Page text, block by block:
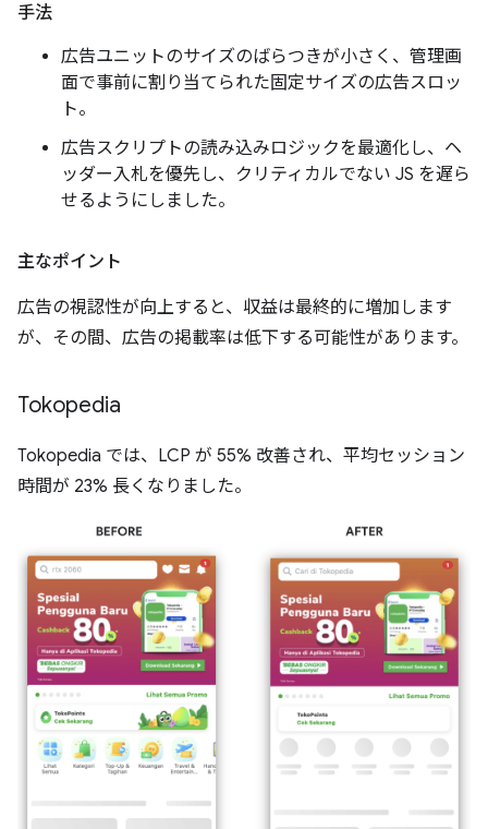
手法
広告ユニットのサイズのばらつきが小さく、管理画
面で事前に割り当てられた固定サイズの広告スロッ
ト。
広告スクリプトの読み込みロジックを最適化し、ヘ
ッダー入札を優先し、クリティカルでない JS を遅ら
せるようにしました。
主なポイント
広告の視認性が向上すると、収益は最終的に増加します
が、その間、広告の掲載率は低下する可能性があります。
Tokopedia
Tokopedia では、LCP が 55% 改善され、平均セッション
時間が 23% 長くなりました。